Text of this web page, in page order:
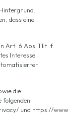
dass eine
Art. 6 Abs. 1 lit. f
Interesse
die
folgenden
und https://